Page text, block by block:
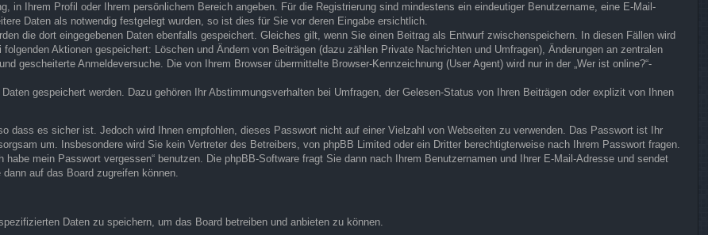
in Ihrem Profil oder Ihrem persönlichem Bereich angeben. Für die Registrierung sind mindestens ein eindeutiger Benutzername, eine E-Mail-
Daten als notwendig festgelegt wurden, so ist dies für Sie vor deren Eingabe ersichtlich.
die dort eingegebenen Daten ebenfalls gespeichert. Gleiches gilt, wenn Sie einen Beitrag als Entwurf zwischenspeichern. In diesen Fällen wird
Aktionen gespeichert: Löschen und Ändern von Beiträgen (dazu zählen Private Nachrichten und Umfragen), Änderungen an zentralen
gescheiterte Anmeldeversuche. Die von Ihrem Browser übermittelte Browser-Kennzeichnung (User Agent) wird nur in der „Wer ist online?“-
gespeichert werden. Dazu gehören Ihr Abstimmungsverhalten bei Umfragen, der Gelesen-Status von Ihren Beiträgen oder explizit von Ihnen
dass es sicher ist. Jedoch wird Ihnen empfohlen, dieses Passwort nicht auf einer Vielzahl von Webseiten zu verwenden. Das Passwort ist Ihr
um. Insbesondere wird Sie kein Vertreter des Betreibers, von phpBB Limited oder ein Dritter berechtigterweise nach Ihrem Passwort fragen.
mein Passwort vergessen“ benutzen. Die phpBB-Software fragt Sie dann nach Ihrem Benutzernamen und Ihrer E-Mail-Adresse und sendet
auf das Board zugreifen können.
Daten zu speichern, um das Board betreiben und anbieten zu können.